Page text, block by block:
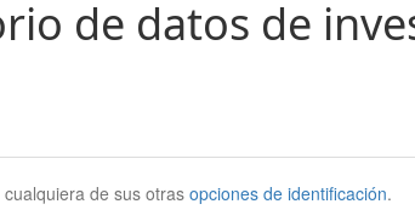
de datos de
cualquiera de sus otrasopciones de identificación.